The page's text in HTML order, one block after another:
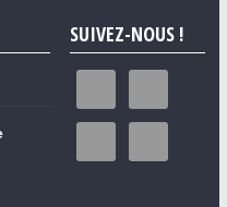
SUIVEZ-NOUS !